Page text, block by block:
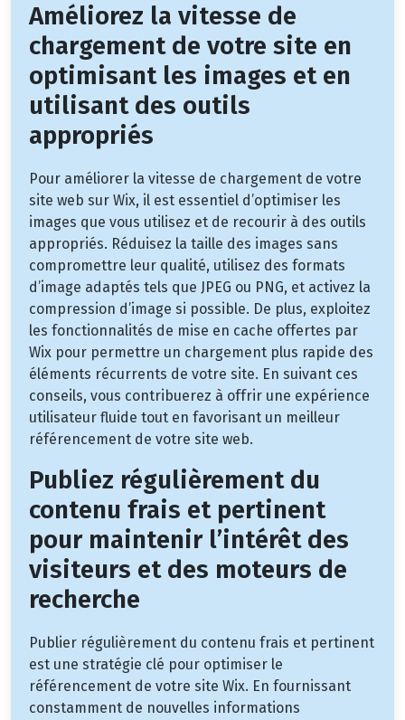
Améliorez la vitesse de
chargement de votre site en
optimisant les images et en
utilisant des outils
appropriés
Pour améliorer la vitesse de chargement de votre
site web sur Wix, il est essentiel d’optimiser les
images que vous utilisez et de recourir à des outils
appropriés. Réduisez la taille des images sans
compromettre leur qualité, utilisez des formats
d’image adaptés tels que JPEG ou PNG, et activez la
compression d’image si possible. De plus, exploitez
les fonctionnalités de mise en cache offertes par
Wix pour permettre un chargement plus rapide des
éléments récurrents de votre site. En suivant ces
conseils, vous contribuerez à offrir une expérience
utilisateur fluide tout en favorisant un meilleur
référencement de votre site web.
Publiez régulièrement du
contenu frais et pertinent
pour maintenir l’intérêt des
visiteurs et des moteurs de
recherche
Publier régulièrement du contenu frais et pertinent
est une stratégie clé pour optimiser le
référencement de votre site Wix. En fournissant
constamment de nouvelles informations